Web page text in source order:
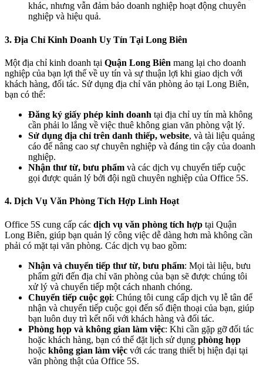
khác, nhưng vẫn đảm bảo doanh nghiệp hoạt động chuyên
nghiệp và hiệu quả.
3. Địa Chỉ Kinh Doanh Uy Tín Tại Long Biên
Một địa chỉ kinh doanh tại Quận Long Biên mang lại cho doanh
nghiệp của bạn lợi thế về uy tín và sự thuận lợi khi giao dịch với
khách hàng, đối tác. Sử dụng địa chỉ văn phòng ảo tại Long Biên,
bạn có thể:
Đăng ký giấy phép kinh doanh tại địa chỉ uy tín mà không
cần phải lo lắng về việc thuê không gian văn phòng vật lý.
Sử dụng địa chỉ trên danh thiếp, website, và tài liệu quảng
cáo để nâng cao sự chuyên nghiệp và đáng tin cậy của doanh
nghiệp.
Nhận thư từ, bưu phẩm và các dịch vụ chuyển tiếp cuộc
gọi được quản lý bởi đội ngũ chuyên nghiệp của Office 5S.
4. Dịch Vụ Văn Phòng Tích Hợp Linh Hoạt
Office 5S cung cấp các dịch vụ văn phòng tích hợp tại Quận
Long Biên, giúp bạn quản lý công việc dễ dàng hơn mà không cần
phải có mặt tại văn phòng. Các dịch vụ bao gồm:
Nhận và chuyển tiếp thư từ, bưu phẩm: Mọi tài liệu, bưu
phẩm gửi đến địa chỉ văn phòng của bạn sẽ được chúng tôi
xử lý và chuyển tiếp một cách nhanh chóng.
Chuyển tiếp cuộc gọi: Chúng tôi cung cấp dịch vụ lễ tân để
nhận và chuyển tiếp cuộc gọi đến số điện thoại của bạn, giúp
bạn luôn duy trì kết nối với khách hàng và đối tác.
Phòng họp và không gian làm việc: Khi cần gặp gỡ đối tác
hoặc khách hàng, bạn có thể đặt lịch sử dụng phòng họp
hoặc không gian làm việc với các trang thiết bị hiện đại tại
văn phòng thật của Office 5S.